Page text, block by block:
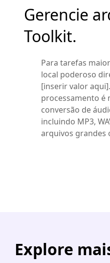
Gerencie
Toolkit.
Para tarefas
local poderoso
[inserir valor aqui].
processamento é
conversão de
incluindo MP3,
arquivos grandes
Explore